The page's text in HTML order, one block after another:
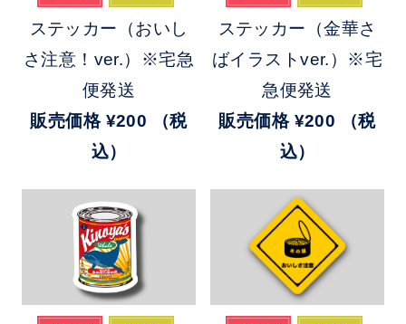
ステッカー（おいし
さ注意！ver.）※宅急
便発送
販売価格 ¥200
（税
込）
ステッカー（金華さ
ばイラストver.）※宅
急便発送
販売価格 ¥200
（税
込）